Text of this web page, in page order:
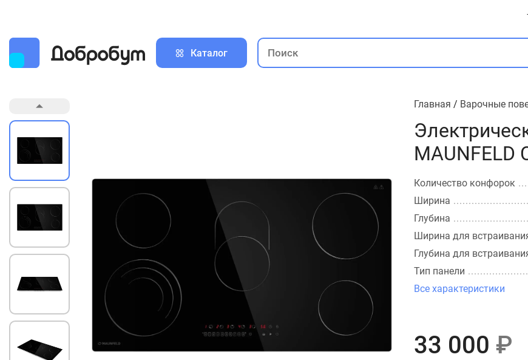
Каталог
Главная / Варочные
MAUNFELD
Количество конфорок
Ширина
Глубина
Ширина для
Глубина для
Тип панели
Все характеристики
33 000 ₽